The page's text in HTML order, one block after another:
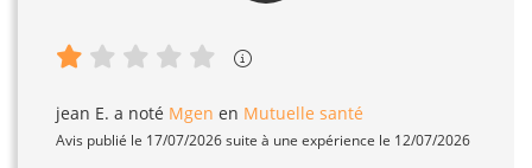
jean E. a noté Mgen en Mutuelle santé
Avis publié le 17/07/2026 suite à une expérience le 12/07/2026